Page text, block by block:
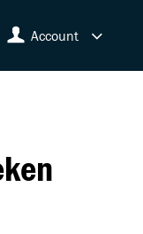
Account